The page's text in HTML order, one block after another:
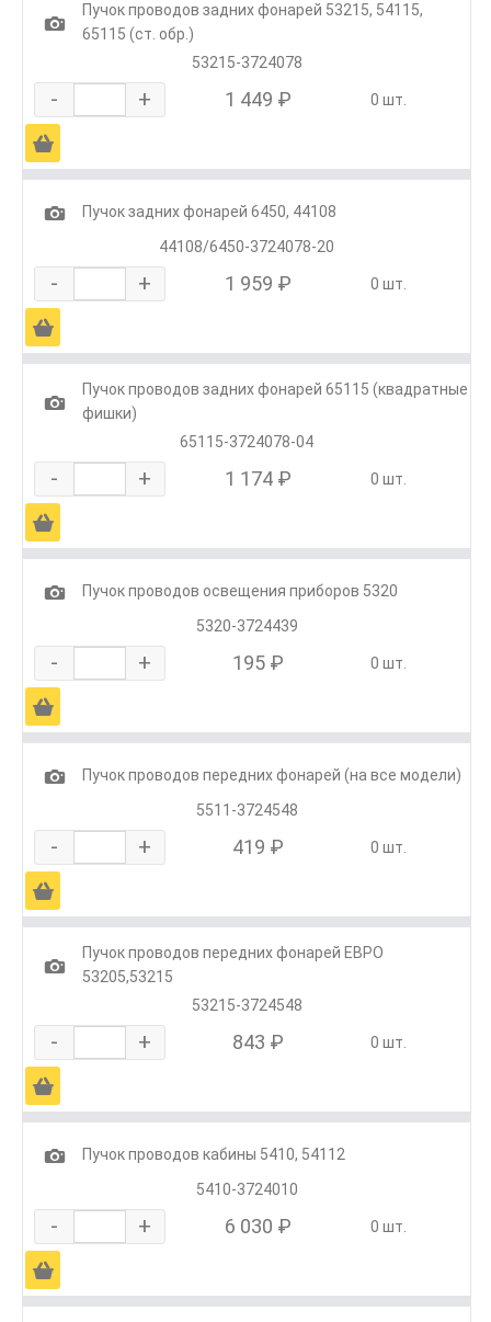
1
Пучок проводов задних фонарей 53215, 54115,
65115 (ст. обр.)
53215-3724078
- + 1 449 ₽ 0 шт.
Ä
1
Пучок задних фонарей 6450, 44108
44108/6450-3724078-20
- + 1 959 ₽ 0 шт.
Ä
1
Пучок проводов задних фонарей 65115 (квадратные
фишки)
65115-3724078-04
- + 1 174 ₽ 0 шт.
Ä
1
Пучок проводов освещения приборов 5320
5320-3724439
- + 195 ₽ 0 шт.
Ä
1
Пучок проводов передних фонарей (на все модели)
5511-3724548
- + 419 ₽ 0 шт.
Ä
1
Пучок проводов передних фонарей ЕВРО
53205,53215
53215-3724548
- + 843 ₽ 0 шт.
Ä
1
Пучок проводов кабины 5410, 54112
5410-3724010
- + 6 030 ₽ 0 шт.
Ä